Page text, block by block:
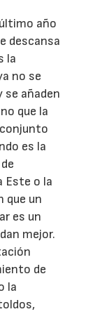
año
descansa
la
no se
se añaden
que la
es la
Este o la
que un
es un
mejor.
de
la